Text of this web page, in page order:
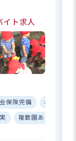
分
可（駐
ク通勤
。困っ
合いな
イト求人
保険完備 ボーナス
複数園あり